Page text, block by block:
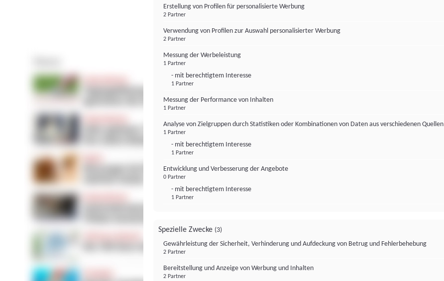
Erstellung von Profilen für personalisierte Werbung
2 Partner
Verwendung von Profilen zur Auswahl personalisierter Werbung
2 Partner
Messung der Werbeleistung
1 Partner
- mit berechtigtem Interesse
1 Partner
Messung der Performance von Inhalten
1 Partner
Analyse von Zielgruppen durch Statistiken oder Kombinationen von Daten aus verschiedenen Quellen
1 Partner
- mit berechtigtem Interesse
1 Partner
Entwicklung und Verbesserung der Angebote
0 Partner
- mit berechtigtem Interesse
1 Partner
Spezielle Zwecke (3)
Gewährleistung der Sicherheit, Verhinderung und Aufdeckung von Betrug und Fehlerbehebung
2 Partner
Bereitstellung und Anzeige von Werbung und Inhalten
2 Partner